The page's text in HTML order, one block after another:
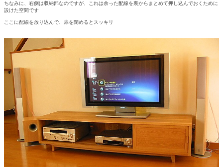
ちなみに、右側は収納部なのですが、これは余った配線を裏からまとめて押し込んでおくために
設けた空間です
ここに配線を放り込んで、扉を閉めるとスッキリ